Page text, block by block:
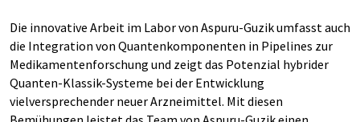
Die innovative Arbeit im Labor von Aspuru-Guzik umfasst auch
die Integration von Quantenkomponenten in Pipelines zur
Medikamentenforschung und zeigt das Potenzial hybrider
Quanten-Klassik-Systeme bei der Entwicklung
vielversprechender neuer Arzneimittel. Mit diesen